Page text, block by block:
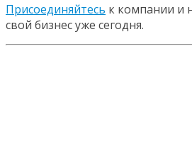
Присоединяйтесь к компании и
свой бизнес уже сегодня.